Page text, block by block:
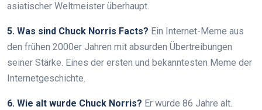
asiatischer Weltmeister überhaupt.
5. Was sind Chuck Norris Facts? Ein Internet-Meme aus
den frühen 2000er Jahren mit absurden Übertreibungen
seiner Stärke. Eines der ersten und bekanntesten Meme der
Internetgeschichte.
6. Wie alt wurde Chuck Norris? Er wurde 86 Jahre alt.